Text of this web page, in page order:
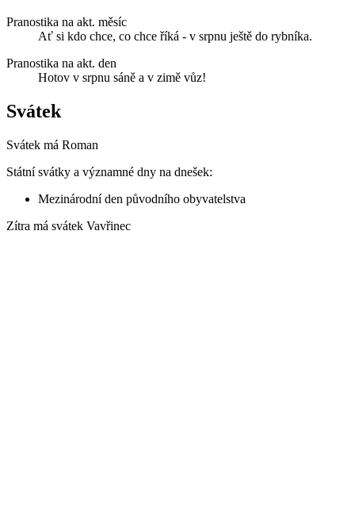
Pranostika na akt. měsíc
Ať si kdo chce, co chce říká - v srpnu ještě do rybníka.
Pranostika na akt. den
Hotov v srpnu sáně a v zimě vůz!
Svátek
Svátek má Roman
Státní svátky a významné dny na dnešek:
Mezinárodní den původního obyvatelstva
Zítra má svátek Vavřinec